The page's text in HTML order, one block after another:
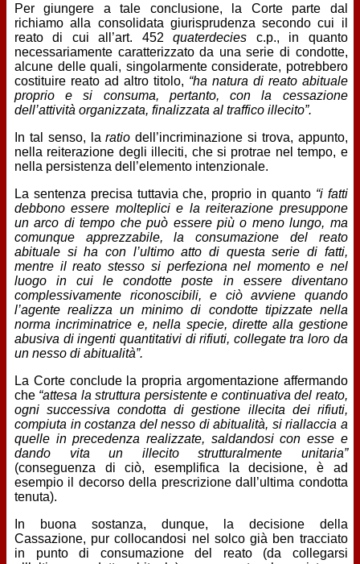
Per giungere a tale conclusione, la Corte parte dal
richiamo alla consolidata giurisprudenza secondo cui il
reato di cui all’art. 452quaterdecies c.p., in quanto
necessariamente caratterizzato da una serie di condotte,
alcune delle quali, singolarmente considerate, potrebbero
costituire reato ad altro titolo, “ha natura di reato abituale
proprio e si consuma, pertanto, con la cessazione
dell’attività organizzata, finalizzata al traffico illecito”.
In tal senso, laratio dell’incriminazione si trova, appunto,
nella reiterazione degli illeciti, che si protrae nel tempo, e
nella persistenza dell’elemento intenzionale.
La sentenza precisa tuttavia che, proprio in quanto “i fatti
debbono essere molteplici e la reiterazione presuppone
un arco di tempo che può essere più o meno lungo, ma
comunque apprezzabile, la consumazione del reato
abituale si ha con l’ultimo atto di questa serie di fatti,
mentre il reato stesso si perfeziona nel momento e nel
luogo in cui le condotte poste in essere diventano
complessivamente riconoscibili, e ciò avviene quando
l’agente realizza un minimo di condotte tipizzate nella
norma incriminatrice e, nella specie, dirette alla gestione
abusiva di ingenti quantitativi di rifiuti, collegate tra loro da
un nesso di abitualità”.
La Corte conclude la propria argomentazione affermando
che “attesa la struttura persistente e continuativa del reato,
ogni successiva condotta di gestione illecita dei rifiuti,
compiuta in costanza del nesso di abitualità, si riallaccia a
quelle in precedenza realizzate, saldandosi con esse e
dando vita un illecito strutturalmente unitaria”
(conseguenza di ciò, esemplifica la decisione, è ad
esempio il decorso della prescrizione dall’ultima condotta
tenuta).
In buona sostanza, dunque, la decisione della
Cassazione, pur collocandosi nel solco già ben tracciato
in punto di consumazione del reato (da collegarsi